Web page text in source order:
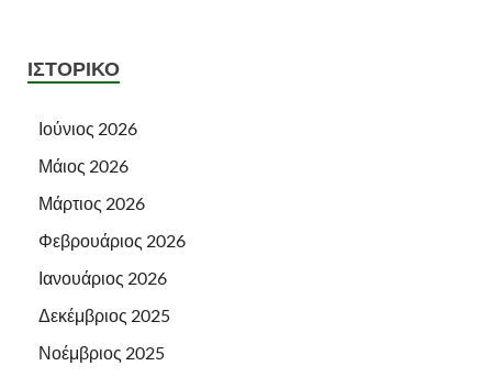
ΙΣΤΟΡΙΚΌ
Ιούνιος 2026
Μάιος 2026
Μάρτιος 2026
Φεβρουάριος 2026
Ιανουάριος 2026
Δεκέμβριος 2025
Νοέμβριος 2025